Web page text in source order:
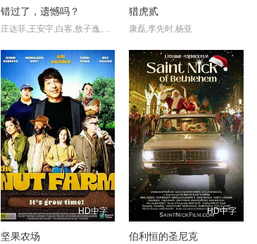
错过了，遗憾吗？ 猎虎贰
康磊,李先时,杨亚
HD中字
坚果农场
HD中字
伯利恒的圣尼克